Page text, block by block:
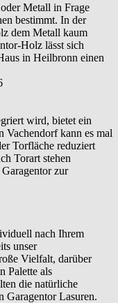
Metall in Frage
bestimmt. In der
dem Metall kaum
Holz lässt sich
in Heilbronn einen
wird, bietet ein
Vachendorf kann es mal
Torfläche reduziert
Torart stehen
zur
nach Ihrem
unser
Vielfalt, darüber
Palette als
die natürliche
Garagentor Lasuren.